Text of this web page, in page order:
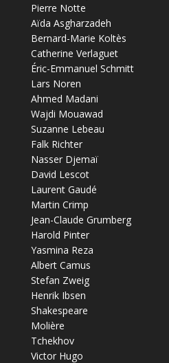
Pierre Notte
Aïda Asgharzadeh
Bernard-Marie Koltès
Catherine Verlaguet
Éric-Emmanuel Schmitt
Lars Noren
Ahmed Madani
Wajdi Mouawad
Suzanne Lebeau
Falk Richter
Nasser Djemaï
David Lescot
Laurent Gaudé
Martin Crimp
Jean-Claude Grumberg
Harold Pinter
Yasmina Reza
Albert Camus
Stefan Zweig
Henrik Ibsen
Shakespeare
Molière
Tchekhov
Victor Hugo